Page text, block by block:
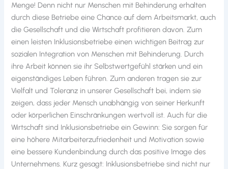
Menge! Denn nicht nur Menschen mit Behinderung erhalten
durch diese Betriebe eine Chance auf dem Arbeitsmarkt, auch
die Gesellschaft und die Wirtschaft profitieren davon. Zum
einen leisten Inklusionsbetriebe einen wichtigen Beitrag zur
sozialen Integration von Menschen mit Behinderung. Durch
ihre Arbeit können sie ihr Selbstwertgefühl stärken und ein
eigenständiges Leben führen. Zum anderen tragen sie zur
Vielfalt und Toleranz in unserer Gesellschaft bei, indem sie
zeigen, dass jeder Mensch unabhängig von seiner Herkunft
oder körperlichen Einschränkungen wertvoll ist. Auch für die
Wirtschaft sind Inklusionsbetriebe ein Gewinn: Sie sorgen für
eine höhere Mitarbeiterzufriedenheit und Motivation sowie
eine bessere Kundenbindung durch das positive Image des
Unternehmens. Kurz gesagt: Inklusionsbetriebe sind nicht nur